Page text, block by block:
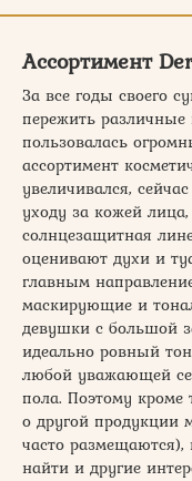
Ассортимент
За все годы своего
пережить различные
пользовалась
ассортимент
увеличивался,
уходу за кожей
солнцезащитная
оценивают духи и
главным
маскирующие и
девушки с большой
идеально ровный
любой уважающей
пола. Поэтому кроме
о другой продукции
часто
найти и другие